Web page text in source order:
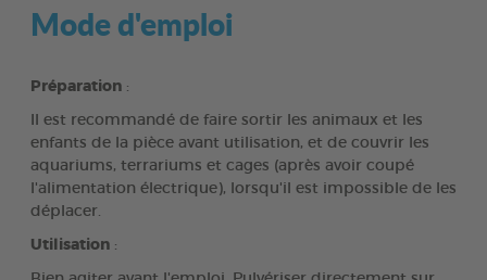
Mode d'emploi
Préparation :
Il est recommandé de faire sortir les animaux et les
enfants de la pièce avant utilisation, et de couvrir les
aquariums, terrariums et cages (après avoir coupé
l'alimentation électrique), lorsqu'il est impossible de les
déplacer.
Utilisation :